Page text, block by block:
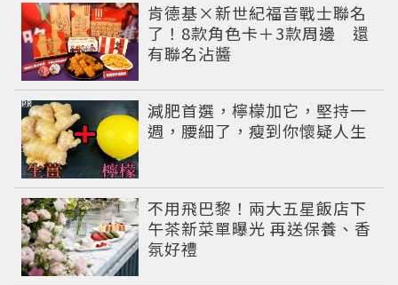
肯德基×新世紀福音戰士聯名
了！8款角色卡＋3款周邊 還
有聯名沾醬
減肥首選，檸檬加它，堅持一
週，腰細了，瘦到你懷疑人生
PR
不用飛巴黎！兩大五星飯店下
午茶新菜單曝光 再送保養、香
氛好禮